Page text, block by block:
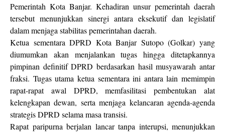
Pemerintah Kota Banjar. Kehadiran unsur pemerintah daerah
tersebut menunjukkan sinergi antara eksekutif dan legislatif
dalam menjaga stabilitas pemerintahan daerah.
Ketua sementara DPRD Kota Banjar Sutopo (Golkar) yang
diumumkan akan menjalankan tugas hingga ditetapkannya
pimpinan definitif DPRD berdasarkan hasil musyawarah antar
fraksi. Tugas utama ketua sementara ini antara lain memimpin
rapat-rapat awal DPRD, memfasilitasi pembentukan alat
kelengkapan dewan, serta menjaga kelancaran agenda-agenda
strategis DPRD selama masa transisi.
Rapat paripurna berjalan lancar tanpa interupsi, menunjukkan